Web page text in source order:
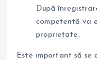
După
competentă va
proprietate.
Este important să se